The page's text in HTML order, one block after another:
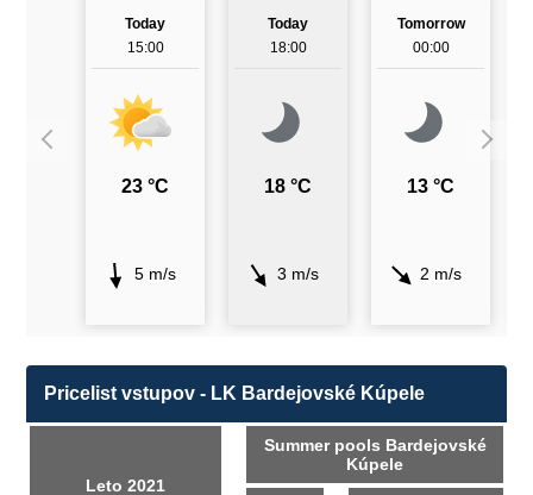
Today
15:00
23 °C
5 m/s
Today
18:00
18 °C
3 m/s
Tomorrow
00:00
13 °C
2 m/s
Pricelist vstupov - LK Bardejovské Kúpele
Leto 2021
Summer pools Bardejovské
Kúpele